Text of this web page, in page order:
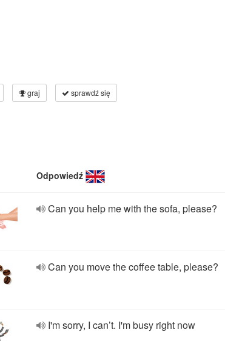
graj sprawdź się
Odpowiedź
Can you help me with the sofa, please?
Can you move the coffee table, please?
I'm sorry, I can’t. I'm busy right now